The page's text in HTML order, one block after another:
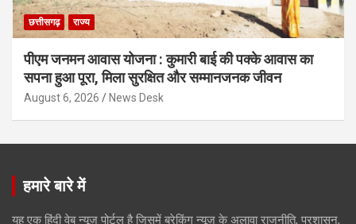
छत्तीसगढ़ राज्य
पीएम जनमन आवास योजना : कुमारी बाई की पक्के आवास का
सपना हुआ पूरा, मिला सुरक्षित और सम्मानजनक जीवन
August 6, 2026 News Desk
हमारे बारे में
यह एक हिंदी वेब न्यूज़ पोर्टल है जिसमें ब्रेकिंग न्यूज़ के अलावा राजनीति, प्रशासन,